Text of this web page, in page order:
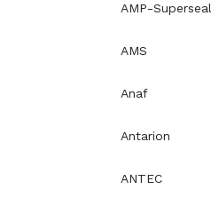
AMP-Superseal
AMS
Anaf
Antarion
ANTEC